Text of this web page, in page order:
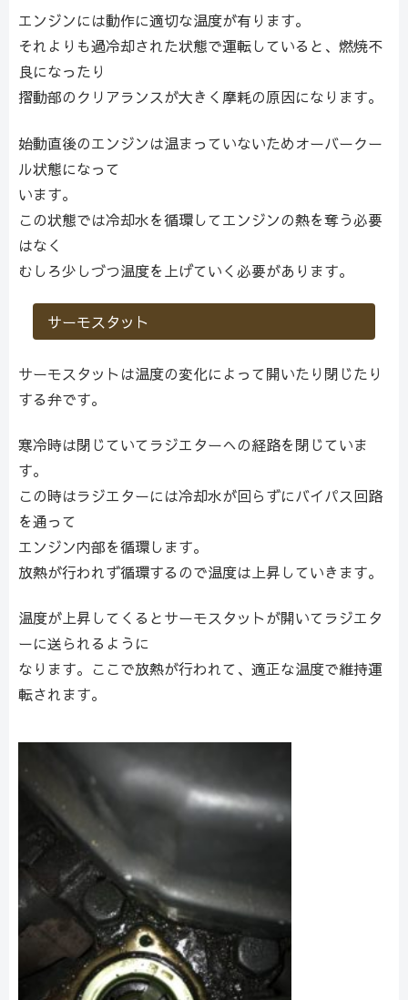
エンジンには動作に適切な温度が有ります。
それよりも過冷却された状態で運転していると、燃焼不
良になったり
摺動部のクリアランスが大きく摩耗の原因になります。
始動直後のエンジンは温まっていないためオーバークー
ル状態になって
います。
この状態では冷却水を循環してエンジンの熱を奪う必要
はなく
むしろ少しづつ温度を上げていく必要があります。
サーモスタット
サーモスタットは温度の変化によって開いたり閉じたり
する弁です。
寒冷時は閉じていてラジエターへの経路を閉じていま
す。
この時はラジエターには冷却水が回らずにバイパス回路
を通って
エンジン内部を循環します。
放熱が行われず循環するので温度は上昇していきます。
温度が上昇してくるとサーモスタットが開いてラジエタ
ーに送られるように
なります。ここで放熱が行われて、適正な温度で維持運
転されます。